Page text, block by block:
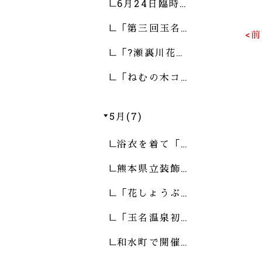
<
6月24日臨時…
「第三回玉名…
「?瀬裏川花…
「ねむの木コ…
5月(7)
浴衣を着て「…
熊本県立装飾…
「花しょうぶ…
「玉名温泉初…
和水町で開催…